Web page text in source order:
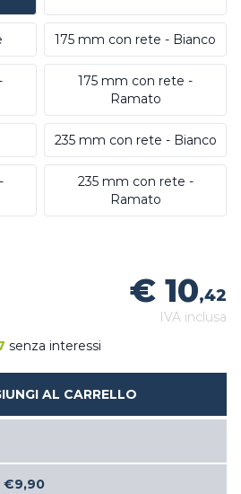
175 mm con rete - Bianco
175 mm con rete -
Ramato
235 mm con rete - Bianco
235 mm con rete -
Ramato
€ 10,42
IVA inclusa
senza interessi
AL CARRELLO
€9,90